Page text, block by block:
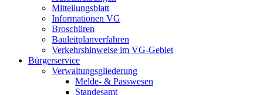
Mitteilungsblatt
Informationen VG
Broschüren
Bauleitplanverfahren
Verkehrshinweise im VG-Gebiet
Bürgerservice
Verwaltungsgliederung
Melde- & Passwesen
Standesamt